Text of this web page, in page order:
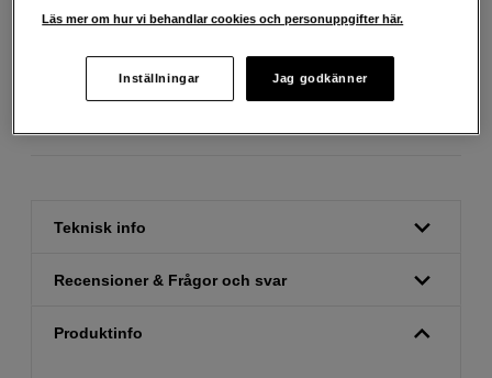
Fri frakt vid köp över 1 500 kronor
Teknisk info
Recensioner & Frågor och svar
Produktinfo
Läs mer om hur vi behandlar cookies och personuppgifter här.
Inställningar Jag godkänner